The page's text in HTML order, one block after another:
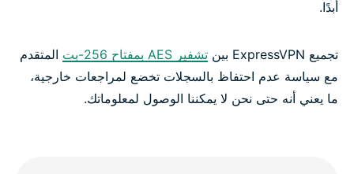
أبدًا.
تجميع ExpressVPN بين تشفير AES بمفتاح 256-بت
المتقدم
مع سياسة عدم احتفاظ بالسجلات تخضع لمراجعات خارجية،
ما يعني أنه حتى نحن لا يمكننا الوصول لمعلوماتك.